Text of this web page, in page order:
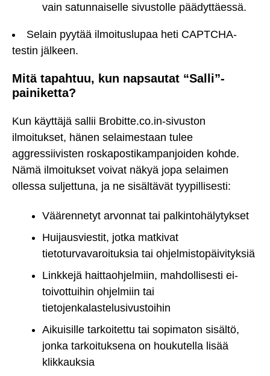
vain satunnaiselle sivustolle päädyttäessä.
Selain pyytää ilmoituslupaa heti CAPTCHA-
testin jälkeen.
Mitä tapahtuu, kun napsautat “Salli”-
painiketta?
Kun käyttäjä sallii Brobitte.co.in-sivuston
ilmoitukset, hänen selaimestaan tulee
aggressiivisten roskapostikampanjoiden kohde.
Nämä ilmoitukset voivat näkyä jopa selaimen
ollessa suljettuna, ja ne sisältävät tyypillisesti:
Väärennetyt arvonnat tai palkintohälytykset
Huijausviestit, jotka matkivat
tietoturvavaroituksia tai ohjelmistopäivityksiä
Linkkejä haittaohjelmiin, mahdollisesti ei-
toivottuihin ohjelmiin tai
tietojenkalastelusivustoihin
Aikuisille tarkoitettu tai sopimaton sisältö,
jonka tarkoituksena on houkutella lisää
klikkauksia